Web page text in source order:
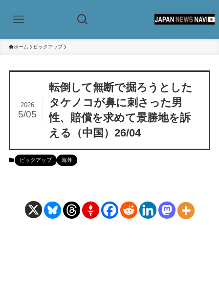
ホーム ピックアップ
転倒して無断で掘ろうとした
タケノコが鼻に刺さった男
性、賠償を求めて景勝地を訴
える（中国）26/04
2026
5/05
ピックアップ 海外